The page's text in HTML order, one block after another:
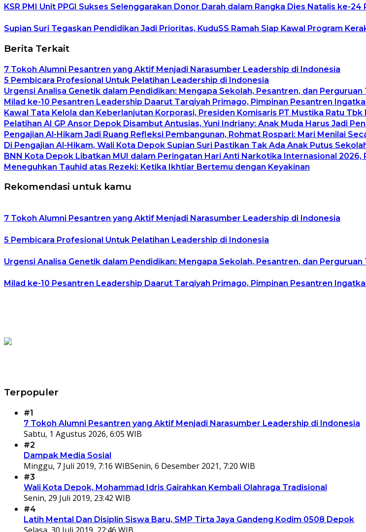
KSR PMI Unit PPGI Sukses Selenggarakan Donor Darah dalam Rangka Dies Natalis ke-24
Supian Suri Tegaskan Pendidikan Jadi Prioritas, KuduSS Ramah Siap Kawal Program
Berita Terkait
7 Tokoh Alumni Pesantren yang Aktif Menjadi Narasumber Leadership di Indonesia
5 Pembicara Profesional Untuk Pelatihan Leadership di Indonesia
Urgensi Analisa Genetik dalam Pendidikan: Mengapa Sekolah, Pesantren, dan Perguruan
Milad ke-10 Pesantren Leadership Daarut Tarqiyah Primago, Pimpinan Pesantren
Kawal Tata Kelola dan Keberlanjutan Korporasi, Presiden Komisaris PT Mustika Ratu
Pelatihan AI GP Ansor Depok Disambut Antusias, Yuni Indriany: Anak Muda Harus Jadi
Pengajian Al-Hikam Jadi Ruang Refleksi Pembangunan, Rohmat Rospari: Mari Menilai
Di Pengajian Al-Hikam, Wali Kota Depok Supian Suri Pastikan Tak Ada Anak Putus
BNN Kota Depok Libatkan MUI dalam Peringatan Hari Anti Narkotika Internasional 2026,
Meneguhkan Tauhid atas Rezeki: Ketika Ikhtiar Bertemu dengan Keyakinan
Rekomendasi untuk kamu
7 Tokoh Alumni Pesantren yang Aktif Menjadi Narasumber Leadership di Indonesia
5 Pembicara Profesional Untuk Pelatihan Leadership di Indonesia
Urgensi Analisa Genetik dalam Pendidikan: Mengapa Sekolah, Pesantren, dan Perguruan
Milad ke-10 Pesantren Leadership Daarut Tarqiyah Primago, Pimpinan Pesantren
Terpopuler
#1
7 Tokoh Alumni Pesantren yang Aktif Menjadi Narasumber Leadership di Indonesia
Sabtu, 1 Agustus 2026, 6:05 WIB
#2
Dampak Media Sosial
Minggu, 7 Juli 2019, 7:16 WIBSenin, 6 Desember 2021, 7:20 WIB
#3
Wali Kota Depok, Mohammad Idris Gairahkan Kembali Olahraga Tradisional
Senin, 29 Juli 2019, 23:42 WIB
#4
Latih Mental Dan Disiplin Siswa Baru, SMP Tirta Jaya Gandeng Kodim 0508 Depok
Selasa, 30 Juli 2019, 22:46 WIB